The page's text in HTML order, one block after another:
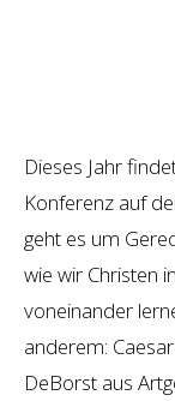
Dieses Jahr
Konferenz auf
geht es um
wie wir Christen
voneinander
anderem:
DeBorst aus